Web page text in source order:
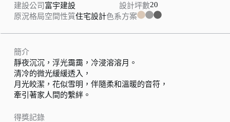
建設公司 富宇建設
設計坪數20
原況格局空間性質住宅設計色系方案
簡介
靜夜沉沉，浮光靄靄，冷浸溶溶月。
清冷的微光緩緩透入，
月光皎潔，花似雪明，伴隨柔和溫暖的音符，
牽引著家人間的繫絆。
得獎記錄